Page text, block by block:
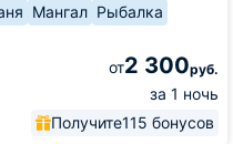
Мангал Рыбалка
от2 300руб.
за 1 ночь
Получите115 бонусов